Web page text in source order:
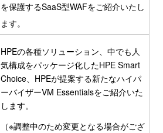
を保護するSaaS型WAFをご紹介いたし
ます。
HPEの各種ソリューション、中でも人
気構成をパッケージ化したHPE Smart
Choice、HPEが提案する新たなハイパ
ーバイザーVM Essentialsをご紹介いた
します。
（※調整中のため変更となる場合がござ